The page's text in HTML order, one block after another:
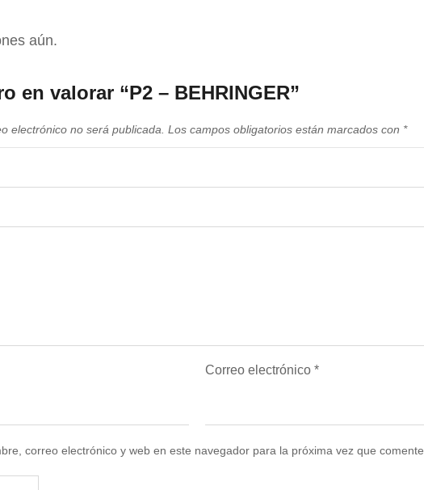
aún.
en valorar “P2 – BEHRINGER”
electrónico no será publicada. Los campos obligatorios están marcados con *
Correo electrónico*
correo electrónico y web en este navegador para la próxima vez que comente.